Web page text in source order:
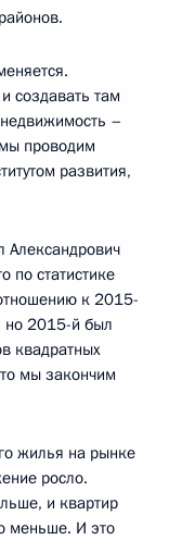
создавать там
–
проводим
развития,
Александрович
по статистике
к 2015-
но 2015-й был
квадратных
мы закончим
жилья на рынке
росло.
и квартир
меньше. И это